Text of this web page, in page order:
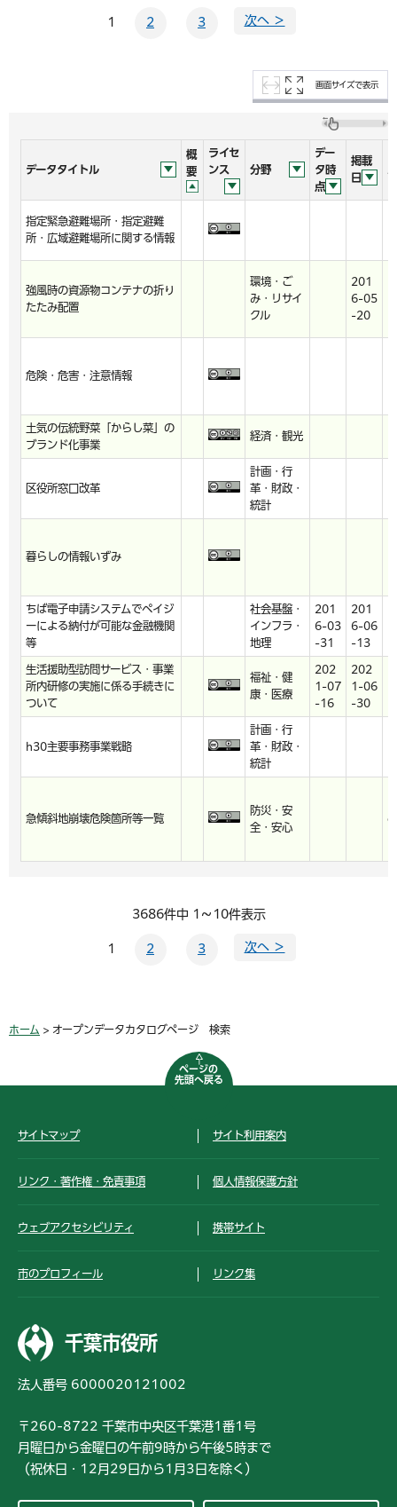
1 2 3 次へ ＞
画面サイズで表示
データタイトル
概
要
ライセ
ンス
分野
デー
タ時
点
掲載
日
指定緊急避難場所・指定避難
所・広域避難場所に関する情報
強風時の資源物コンテナの折り
たたみ配置
環境・ご
み・リサイ
クル
201
6-05
-20
危険・危害・注意情報
土気の伝統野菜「からし菜」の
ブランド化事業
経済・観光
区役所窓口改革
計画・行
革・財政・
統計
暮らしの情報いずみ
ちば電子申請システムでペイジ
ーによる納付が可能な金融機関
等
社会基盤・
インフラ・
地理
201
6-03
-31
201
6-06
-13
生活援助型訪問サービス・事業
所内研修の実施に係る手続きに
ついて
福祉・健
康・医療
202
1-07
-16
202
1-06
-30
h30主要事務事業戦略
計画・行
革・財政・
統計
急傾斜地崩壊危険箇所等一覧
防災・安
全・安心
3686件中 1～10件表示
1 2 3 次へ ＞
ホーム > オープンデータカタログページ 検索
ページの
先頭へ戻る
サイトマップ サイト利用案内
リンク・著作権・免責事項 個人情報保護方針
ウェブアクセシビリティ 携帯サイト
市のプロフィール リンク集
千葉市役所
法人番号 6000020121002
〒260-8722 千葉市中央区千葉港1番1号
月曜日から金曜日の午前9時から午後5時まで
（祝休日・12月29日から1月3日を除く）